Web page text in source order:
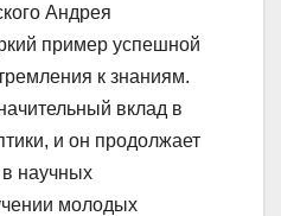
Андрея
пример успешной
к знаниям.
вклад в
и он продолжает
в научных
молодых